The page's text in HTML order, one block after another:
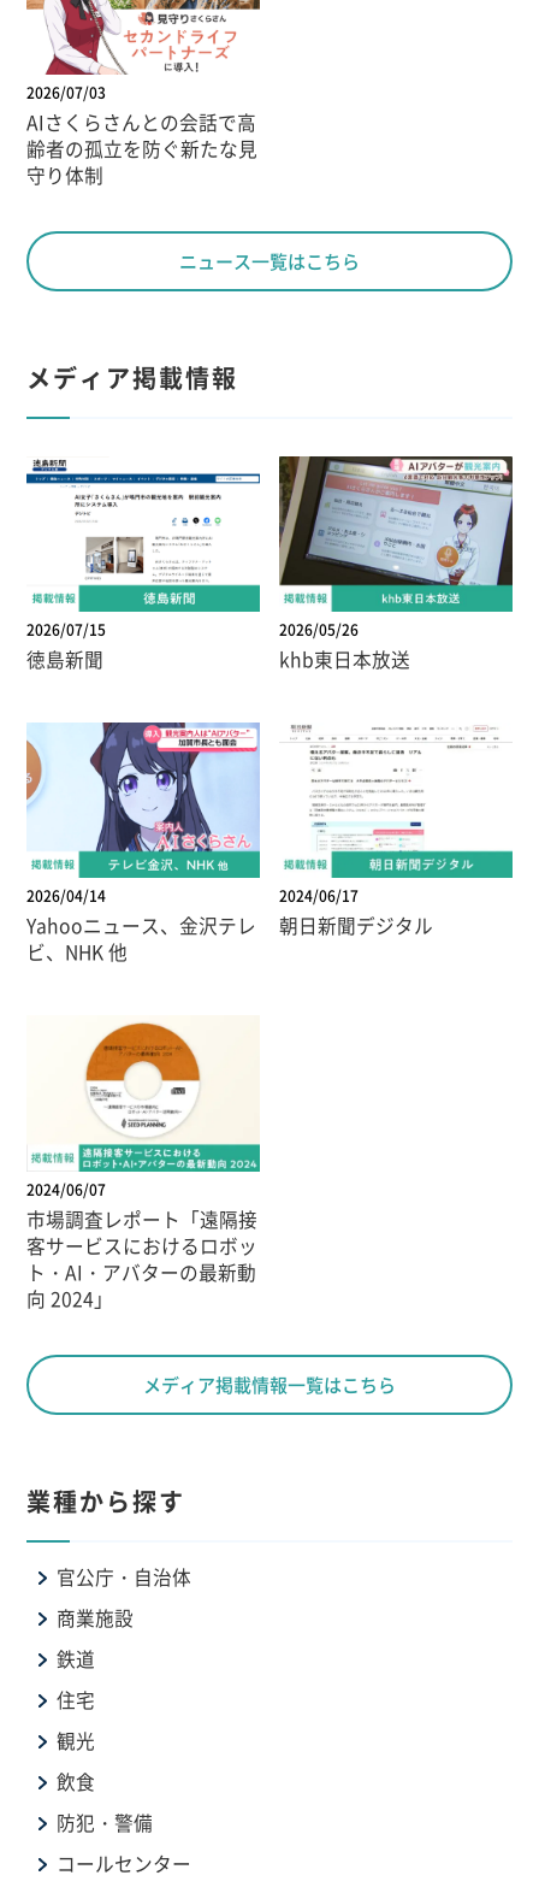
2026/07/03
AIさくらさんとの会話で高
齢者の孤立を防ぐ新たな見
守り体制
ニュース一覧はこちら
メディア掲載情報
2026/07/15
徳島新聞
2026/05/26
khb東日本放送
2026/04/14
Yahooニュース、金沢テレ
ビ、NHK 他
2024/06/17
朝日新聞デジタル
2024/06/07
市場調査レポート「遠隔接
客サービスにおけるロボッ
ト・AI・アバターの最新動
向 2024」
メディア掲載情報一覧はこちら
業種から探す
官公庁・自治体
商業施設
鉄道
住宅
観光
飲食
防犯・警備
コールセンター